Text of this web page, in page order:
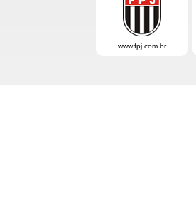
www.fpj.com.br